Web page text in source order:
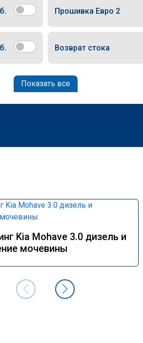
Прошивка Евро 2
Возврат стока
Показать все
Kia Mohave 3.0 дизель и
мочевины